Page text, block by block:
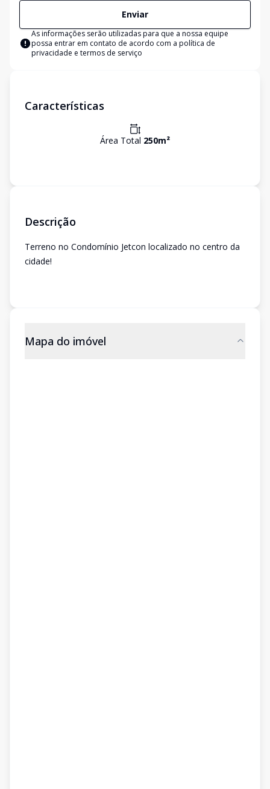
Enviar
As informações serão utilizadas para que a nossa equipe
possa entrar em contato de acordo com a política de
privacidade e termos de serviço
Características
Área Total 250m²
Descrição
Terreno no Condomínio Jetcon localizado no centro da
cidade!
Mapa do imóvel